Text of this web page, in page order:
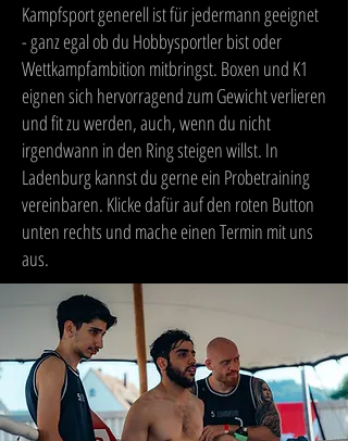
Kampfsport generell ist für jedermann geeignet
- ganz egal ob du Hobbysportler bist oder
Wettkampfambition mitbringst. Boxen und K1
eignen sich hervorragend zum Gewicht verlieren
und fit zu werden, auch, wenn du nicht
irgendwann in den Ring steigen willst. In
Ladenburg kannst du gerne ein Probetraining
vereinbaren. Klicke dafür auf den roten Button
unten rechts und mache einen Termin mit uns
aus.